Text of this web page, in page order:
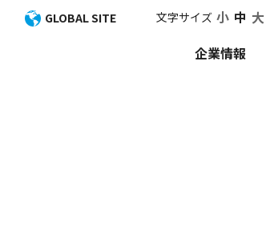
GLOBAL SITE 文字サイズ 小 中 大
企業情報